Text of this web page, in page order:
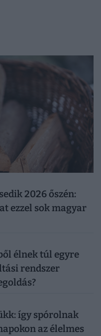
2026 őszén:
ezzel sok magyar
élnek túl egyre
rendszer
így spórolnak
az élelmes